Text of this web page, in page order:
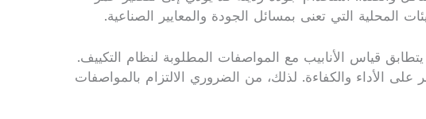
المحلية التي تعنى بمسائل الجودة والمعايير الصناعية.
قياس الأنابيب مع المواصفات المطلوبة لنظام التكييف.
الأداء والكفاءة. لذلك، من الضروري الالتزام بالمواصفات